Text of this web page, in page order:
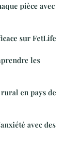
pièce avec
sur FetLife
les
en pays de
avec des